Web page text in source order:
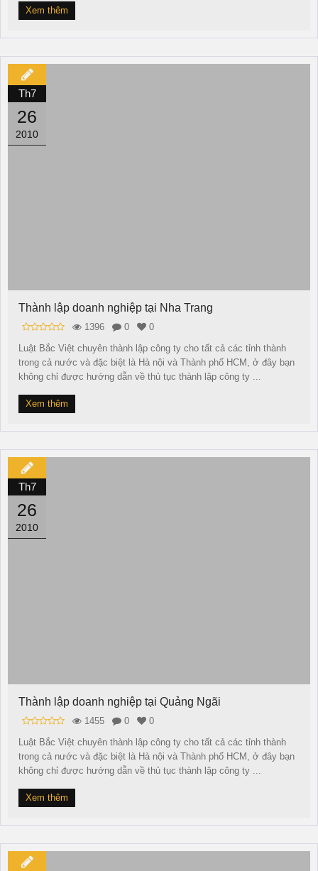
Xem thêm
Th7
26
2010
Thành lập doanh nghiệp tại Nha Trang
1396 0
0
Luật Bắc Việt chuyên thành lập công ty cho tất cả các tỉnh thành
trong cả nước và đặc biệt là Hà nội và Thành phố HCM, ở đây bạn
không chỉ được hướng dẫn về thủ tục thành lập công ty ...
Xem thêm
Th7
26
2010
Thành lập doanh nghiệp tại Quảng Ngãi
1455 0
0
Luật Bắc Việt chuyên thành lập công ty cho tất cả các tỉnh thành
trong cả nước và đặc biệt là Hà nội và Thành phố HCM, ở đây bạn
không chỉ được hướng dẫn về thủ tục thành lập công ty ...
Xem thêm